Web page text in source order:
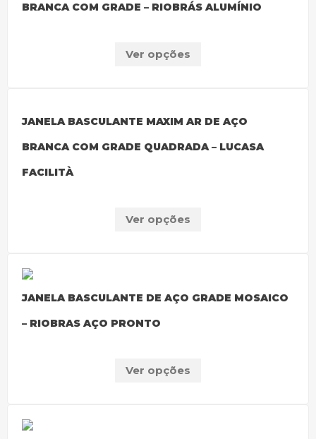
BRANCA COM GRADE – RIOBRÁS ALUMÍNIO
Ver opções
JANELA BASCULANTE MAXIM AR DE AÇO
BRANCA COM GRADE QUADRADA – LUCASA
FACILITÀ
Ver opções
JANELA BASCULANTE DE AÇO GRADE MOSAICO
– RIOBRAS AÇO PRONTO
Ver opções